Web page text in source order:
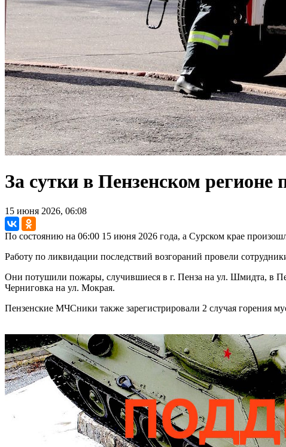
За сутки в Пензенском
15 июня 2026, 06:08
По состоянию на 06:00 15 июня 2026 года, а Сурском крае
Работу по ликвидации последствий возгораний провели
Они потушили пожары, случившиеся в г. Пенза на ул. Шмидта, в
Черниговка на ул. Мокрая.
Пензенские МЧСники также зарегистрировали 2 случая горения